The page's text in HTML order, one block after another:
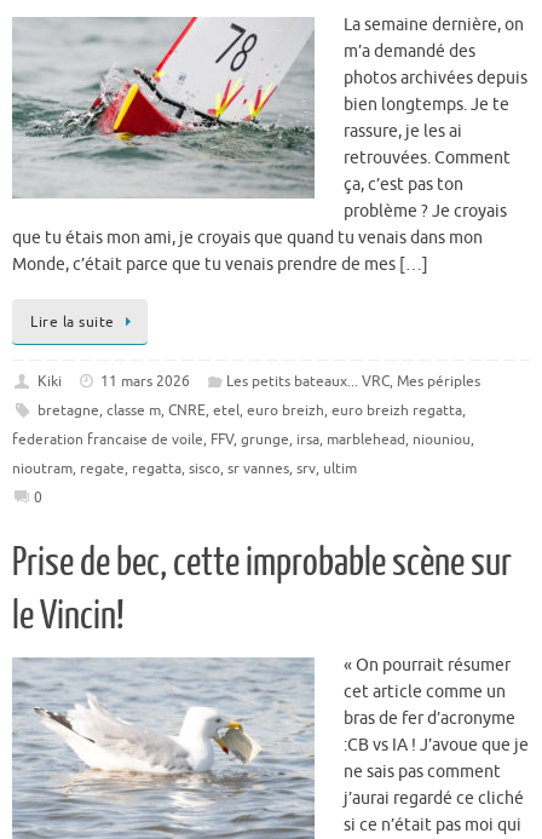
La semaine dernière, on
m’a demandé des
photos archivées depuis
bien longtemps. Je te
rassure, je les ai
retrouvées. Comment
ça, c’est pas ton
problème ? Je croyais
que tu étais mon ami, je croyais que quand tu venais dans mon
Monde, c’était parce que tu venais prendre de mes […]
Lire la suite
Kiki 11 mars 2026 Les petits bateaux... VRC, Mes périples
bretagne, classe m, CNRE, etel, euro breizh, euro breizh regatta,
federation francaise de voile, FFV, grunge, irsa, marblehead, niouniou,
nioutram, regate, regatta, sisco, sr vannes, srv, ultim
0
Prise de bec, cette improbable scène sur
le Vincin!
« On pourrait résumer
cet article comme un
bras de fer d’acronyme
:CB vs IA ! J’avoue que je
ne sais pas comment
j’aurai regardé ce cliché
si ce n’était pas moi qui